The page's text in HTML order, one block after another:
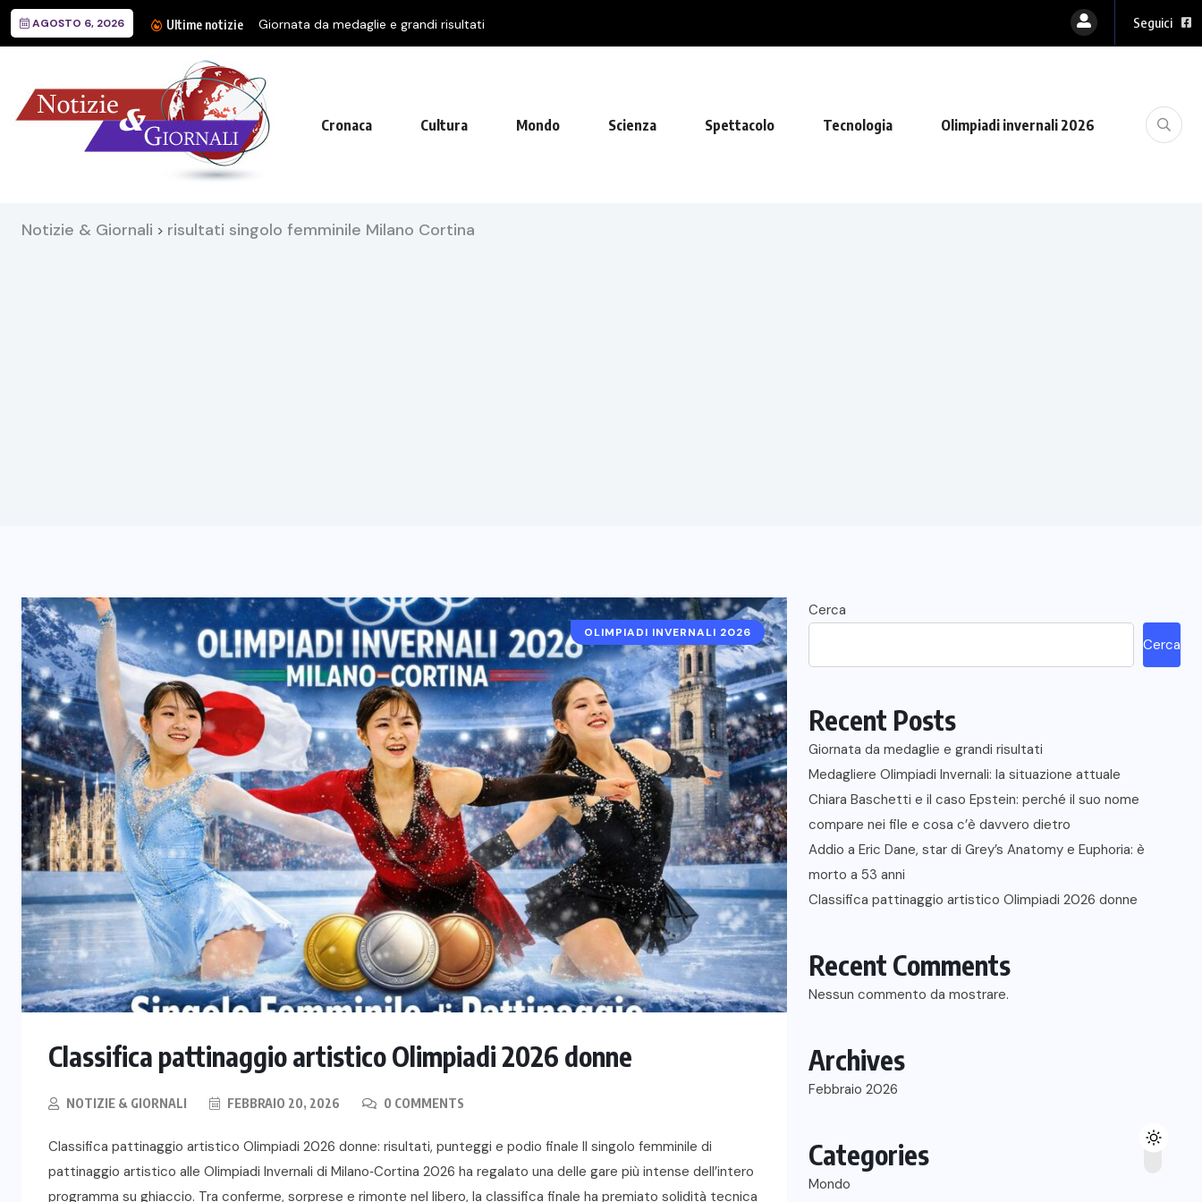
AGOSTO 6, 2026 Ultime notizie Giornata da medaglie e grandi risultati Seguici
Cronaca Cultura Mondo Scienza Spettacolo Tecnologia Olimpiadi invernali 2026
Notizie & Giornali > risultati singolo femminile Milano Cortina
OLIMPIADI INVERNALI 2026
Classifica pattinaggio artistico Olimpiadi 2026 donne
NOTIZIE & GIORNALI FEBBRAIO 20, 2026 0 COMMENTS
Classifica pattinaggio artistico Olimpiadi 2026 donne: risultati, punteggi e podio finale Il singolo femminile di
pattinaggio artistico alle Olimpiadi Invernali di Milano‑Cortina 2026 ha regalato una delle gare più intense dell’intero
programma su ghiaccio. Tra conferme, sorprese e rimonte nel libero, la classifica finale ha premiato solidità tecnica
Cerca
Cerca
Recent Posts
Giornata da medaglie e grandi risultati
Medagliere Olimpiadi Invernali: la situazione attuale
Chiara Baschetti e il caso Epstein: perché il suo nome
compare nei file e cosa c’è davvero dietro
Addio a Eric Dane, star di Grey’s Anatomy e Euphoria: è
morto a 53 anni
Classifica pattinaggio artistico Olimpiadi 2026 donne
Recent Comments
Nessun commento da mostrare.
Archives
Febbraio 2026
Categories
Mondo